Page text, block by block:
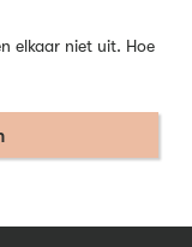
elkaar niet uit. Hoe